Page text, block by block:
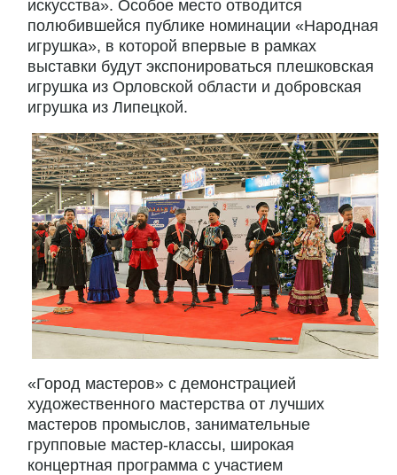
искусства». Особое место отводится
полюбившейся публике номинации «Народная
игрушка», в которой впервые в рамках
выставки будут экспонироваться плешковская
игрушка из Орловской области и добровская
игрушка из Липецкой.
«Город мастеров» с демонстрацией
художественного мастерства от лучших
мастеров промыслов, занимательные
групповые мастер-классы, широкая
концертная программа с участием